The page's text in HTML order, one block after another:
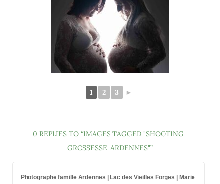
1 2 3 ►
0 REPLIES TO “IMAGES TAGGED "SHOOTING-
GROSSESSE-ARDENNES"”
Photographe famille Ardennes | Lac des Vieilles Forges | Marie